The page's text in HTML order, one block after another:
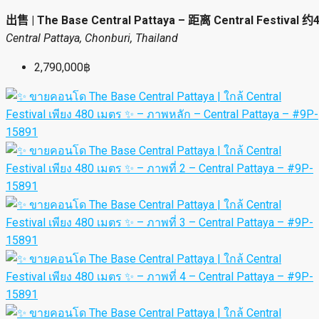
出售 | The Base Central Pattaya – 距离 Central Festival 约
Central Pattaya, Chonburi, Thailand
2,790,000฿